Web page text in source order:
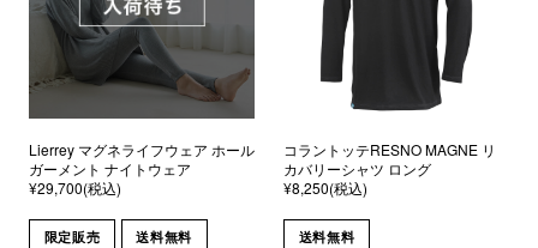
Lierrey マグネライフウェア ホール
ガーメント ナイトウェア
¥29,700(税込)
限定販売 送料無料
コラントッテRESNO MAGNE リ
カバリーシャツ ロング
¥8,250(税込)
送料無料